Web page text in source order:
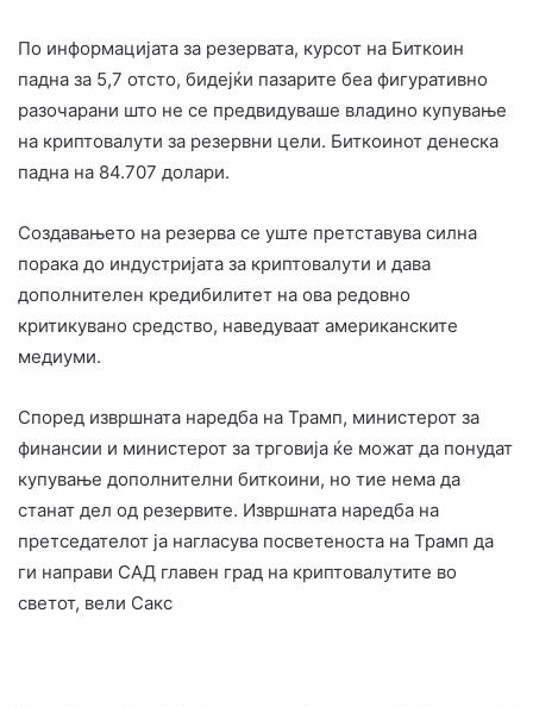
По информацијата за резервата, курсот на Биткоин
падна за 5,7 отсто, бидејќи пазарите беа фигуративно
разочарани што не се предвидуваше владино купување
на криптовалути за резервни цели. Биткоинот денеска
падна на 84.707 долари.
Создавањето на резерва се уште претставува силна
порака до индустријата за криптовалути и дава
дополнителен кредибилитет на ова редовно
критикувано средство, наведуваат американските
медиуми.
Според извршната наредба на Трамп, министерот за
финансии и министерот за трговија ќе можат да понудат
купување дополнителни биткоини, но тие нема да
станат дел од резервите. Извршната наредба на
претседателот ја нагласува посветеноста на Трамп да
ги направи САД главен град на криптовалутите во
светот, вели Сакс